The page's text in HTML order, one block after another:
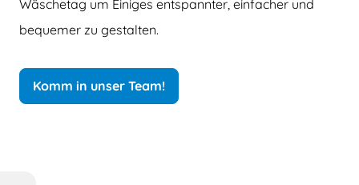
Wäschetag um Einiges entspannter, einfacher und
bequemer zu gestalten.
Komm in unser Team!